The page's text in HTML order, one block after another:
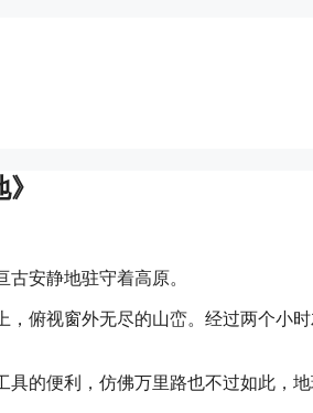
安静地驻守着高原。
，俯视窗外无尽的山峦。经过两个小
的便利，仿佛万里路也不过如此，地